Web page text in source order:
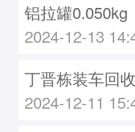
铝拉罐0.050kg
2024-12-13
丁晋栋装车回
2024-12-11